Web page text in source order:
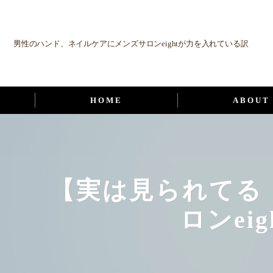
男性のハンド、ネイルケアにメンズサロンeightが力を入れている訳
HOME ABOUT
【実は見られて
ロン